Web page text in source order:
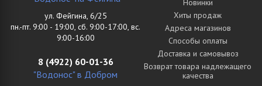
ул. Фейгина, 6/25
пн.-пт. 9:00 - 19:00, сб. 9:00-17:00, вс.
9:00-16:00
8 (4922) 60-01-36
"Водонос" в Добром
Новинки
Хиты продаж
Адреса магазинов
Способы оплаты
Доставка и самовывоз
Возврат товара надлежащего
качества